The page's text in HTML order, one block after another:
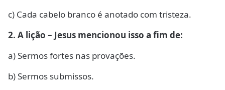
c) Cada cabelo branco é anotado com tristeza.
2. A lição – Jesus mencionou isso a fim de:
a) Sermos fortes nas provações.
b) Sermos submissos.